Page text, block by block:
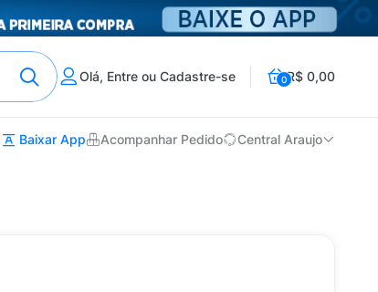
Olá, Entre ou Cadastre-se 0R$ 0,00
Baixar App Acompanhar Pedido Central Araujo